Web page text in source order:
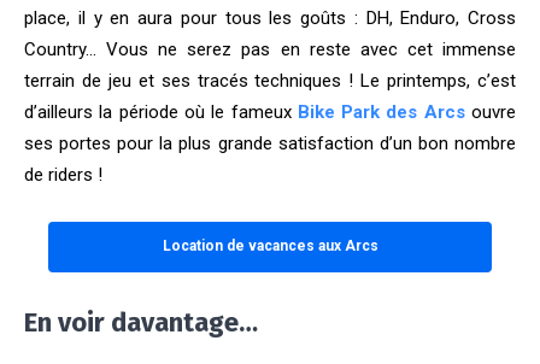
place, il y en aura pour tous les goûts : DH, Enduro, Cross
Country… Vous ne serez pas en reste avec cet immense
terrain de jeu et ses tracés techniques !Le printemps, c’est
d’ailleurs la période où le fameux Bike Park des Arcsouvre
ses portes pour la plus grande satisfaction d’un bon nombre
de riders !
Location de vacances aux Arcs
En voir davantage…